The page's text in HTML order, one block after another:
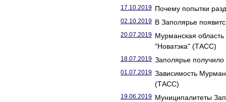
17.10.2019 Почему попытки
02.10.2019 В Заполярье
20.07.2019 Мурманская область
"Новатэка" (ТАСС)
18.07.2019 Заполярье
01.07.2019 Зависимость
(ТАСС)
19.06.2019 Муниципалитеты